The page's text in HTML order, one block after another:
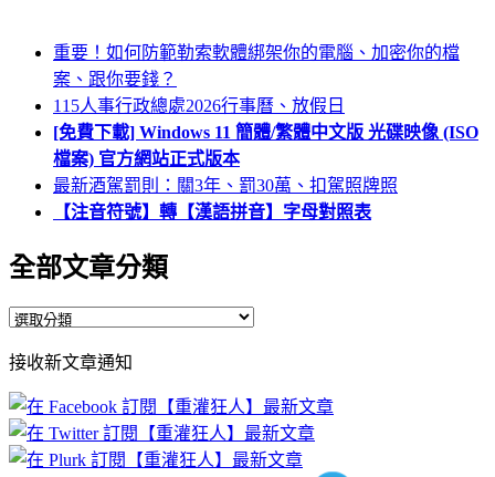
重要！如何防範勒索軟體綁架你的電腦、加密你的檔
案、跟你要錢？
115人事行政總處2026行事曆、放假日
[免費下載] Windows 11 簡體/繁體中文版 光碟映像 (ISO
檔案) 官方網站正式版本
最新酒駕罰則：關3年、罰30萬、扣駕照牌照
【注音符號】轉【漢語拼音】字母對照表
全部文章分類
全
文
章
分
類
接收新文章通知